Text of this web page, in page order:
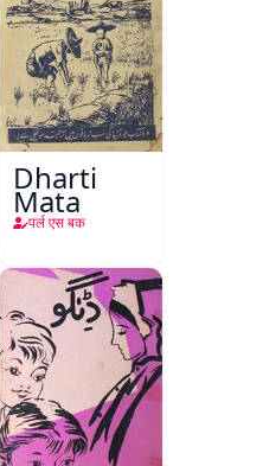
Dharti
Mata
पर्ल एस बक